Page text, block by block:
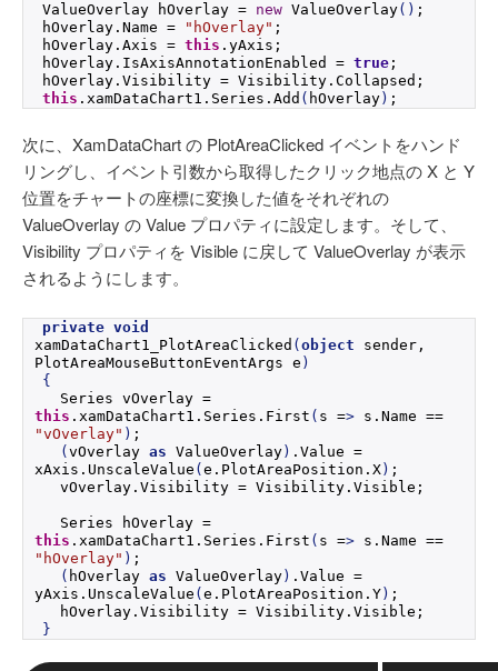
ValueOverlay hOverlay = new ValueOverlay() ;
hOverlay. Name = "hOverlay" ;
hOverlay. Axis = this . yAxis ;
hOverlay. IsAxisAnnotationEnabled = true ;
hOverlay. Visibility = Visibility. Collapsed ;
this . xamDataChart1 . Series . Add ( hOverlay) ;
次に、XamDataChart の PlotAreaClicked イベントをハンド
リングし、イベント引数から取得したクリック地点の X と Y
位置をチャートの座標に変換した値をそれぞれの
ValueOverlay の Value プロパティに設定します。そして、
Visibility プロパティを Visible に戻して ValueOverlay が表示
されるようにします。
private void
xamDataChart1_PlotAreaClicked ( object sender,
PlotAreaMouseButtonEventArgs e )
{
this . xamDataChart1 . Series . First ( s => s. Name
"vOverlay" ) ;
( vOverlay as ValueOverlay) . Value =
xAxis. UnscaleValue ( e. PlotAreaPosition . X) ;
  vOverlay.
Visibility = Visibility. Visible ;
this . xamDataChart1 . Series . First ( s => s. Name
"hOverlay" ) ;
( hOverlay as ValueOverlay) . Value =
yAxis. UnscaleValue ( e. PlotAreaPosition . Y) ;
  hOverlay.
Visibility = Visibility. Visible ;
}